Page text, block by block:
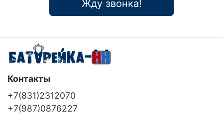
Жду звонка!
Контакты
+7(831)2312070
+7(987)0876227